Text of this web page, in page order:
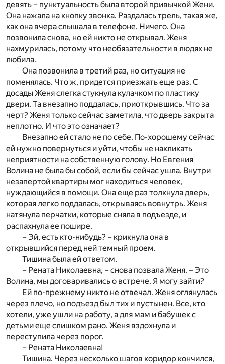
девять – пунктуальность была второй привычкой Жени.
Она нажала на кнопку звонка. Раздалась трель, такая же,
как она вчера слышала в телефоне. Ничего. Она
позвонила снова, но ей никто не открывал. Женя
нахмурилась, потому что необязательности в людях не
любила.
Она позвонила в третий раз, но ситуация не
поменялась. Что ж, придется приезжать еще раз. С
досады Женя слегка стукнула кулачком по пластику
двери. Та внезапно поддалась, приоткрывшись. Что за
черт? Женя только сейчас заметила, что дверь закрыта
неплотно. И что это означает?
Внезапно ей стало не по себе. По-хорошему сейчас
ей нужно повернуться и уйти, чтобы не накликать
неприятности на собственную голову. Но Евгения
Волина не была бы собой, если бы сейчас ушла. Внутри
незапертой квартиры мог находиться человек,
нуждающийся в помощи. Она еще раз толкнула дверь,
которая легко поддалась, открываясь вовнутрь. Женя
натянула перчатки, которые сняла в подъезде, и
распахнула ее пошире.
– Эй, есть кто-нибудь? – крикнула она в
открывшийся перед ней темный проем.
Тишина была ей ответом.
– Рената Николаевна, – снова позвала Женя. – Это
Волина, мы договаривались о встрече. Я могу зайти?
Ей по-прежнему никто не отвечал. Женя оглянулась
через плечо, но подъезд был тих и пустынен. Все, кто
хотели, уже ушли на работу, а для мам и бабушек с
детьми еще слишком рано. Женя вздохнула и
переступила через порог.
– Рената Николаевна!
Тишина. Через несколько шагов коридор кончился,